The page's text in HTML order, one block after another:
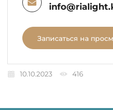
Записаться на
10.10.2023 416